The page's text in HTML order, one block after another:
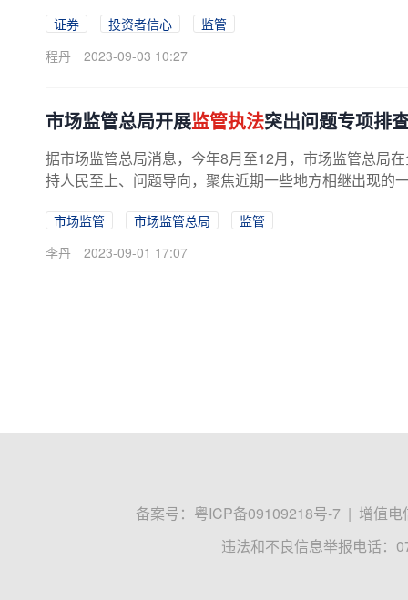
证券 投资者信心
监管
程丹
2023-09-03 10:27
市场监管总局开展监管执法突出问题专项排
据市场监管总局消息，今年8月至12月，市场监管总局
持人民至上、问题导向，聚焦近期一些地方相继出现的
市场监管 市场监管总局
监管
李丹
2023-09-01 17:07
备案号： 粤ICP备09109218号-7 | 增值电
违法和不良信息举报电话：